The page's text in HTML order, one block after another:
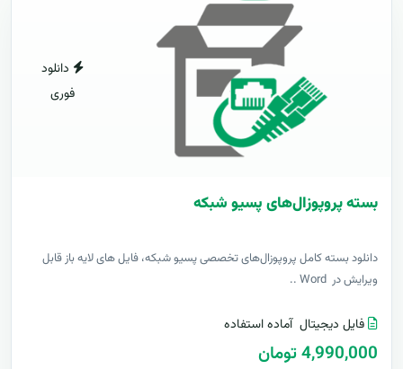
دانلود
فوری
بسته پروپوزال‌های پسیو شبکه
دانلود بسته کامل پروپوزال‌های تخصصی پسیو شبکه، فایل های لایه باز قابل
ویرایش در Word ..
فایل دیجیتال آماده استفاده
4,990,000 تومان